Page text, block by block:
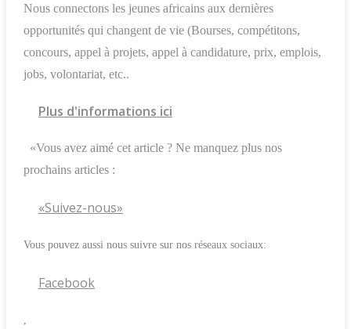
Nous connectons les jeunes africains aux dernières
opportunités qui changent de vie (Bourses, compétitons,
concours, appel à projets, appel à candidature, prix, emplois,
jobs, volontariat, etc..
Plus d'informations ici
«Vous avez aimé cet article ? Ne manquez plus nos
prochains articles :
«Suivez-nous»
Vous pouvez aussi nous suivre sur nos réseaux sociaux:
Facebook
,